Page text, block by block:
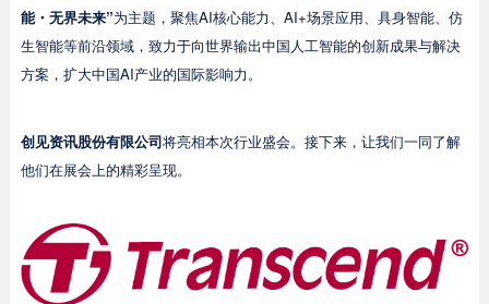
能・无界未来”为主题，聚焦AI核心能力、AI+场景应用、具身智能、仿
生智能等前沿领域，致力于向世界输出中国人工智能的创新成果与解决
方案，扩大中国AI产业的国际影响力。
创见资讯股份有限公司将亮相本次行业盛会。接下来，让我们一同了解
他们在展会上的精彩呈现。